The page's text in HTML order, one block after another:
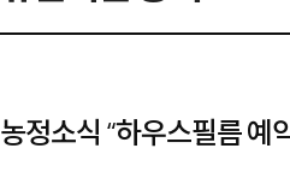
농정소식 “하우스필름 예